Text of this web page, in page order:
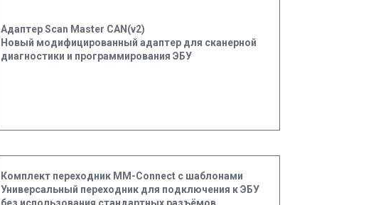
Адаптер Scan Master CAN(v2)
Новый модифицированный адаптер для сканерной
диагностики и программирования ЭБУ
Комплект переходник MM-Connect с шаблонами
Универсальный переходник для подключения к ЭБУ